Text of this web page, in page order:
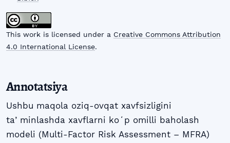
This work is licensed under a Creative Commons Attribution
4.0 International License.
Annotatsiya
Ushbu maqola oziq-ovqat xavfsizligini
taʼminlashda xavflarni koʻp omilli baholash
modeli (Multi-Factor Risk Assessment – MFRA)